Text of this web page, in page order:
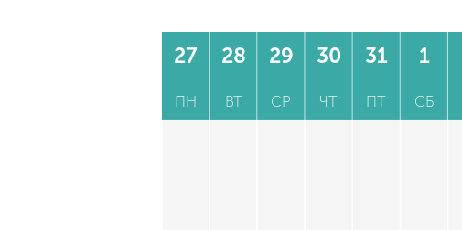
27
ПН
28
ВТ
29
СР
30
ЧТ
31
ПТ
1
СБ